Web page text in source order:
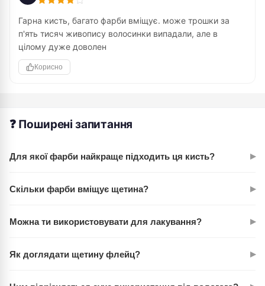
Гарна кисть, багато фарби вміщує. може трошки за
п'ять тисяч живопису волосинки випадали, але в
цілому дуже доволен
Корисно
❓ Поширені запитання
Для якої фарби найкраще підходить ця кисть? ▸
маслі особливо гарно розмиває контури сухою щетиною.
Скільки фарби вміщує щетина? ▸
один із плюсів для вільного живопису заливаннями без
Можна ти використовувати для лакування? ▸
поверхонь лаком, фарбою або водою.
Як доглядати щетину флейц? ▸